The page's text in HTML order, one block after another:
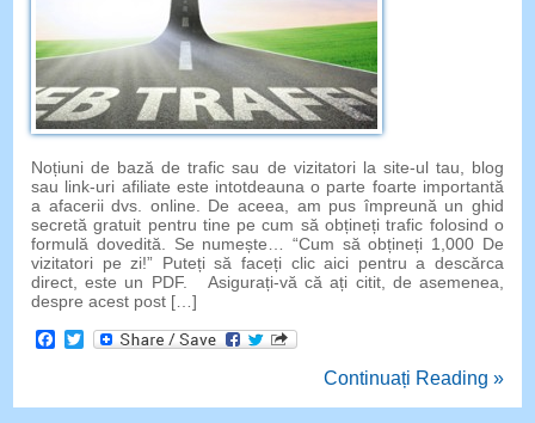
Noțiuni de bază de trafic sau de vizitatori la site-ul tau, blog
sau link-uri afiliate este intotdeauna o parte foarte importantă
a afacerii dvs. online. De aceea, am pus împreună un ghid
secretă gratuit pentru tine pe cum să obțineți trafic folosind o
formulă dovedită. Se numește… “Cum să obțineți 1,000 De
vizitatori pe zi!” Puteți să faceți clic aici pentru a descărca
direct, este un PDF. Asigurați-vă că ați citit, de asemenea,
despre acest post […]
Facebook
Twitter
Continuați Reading »